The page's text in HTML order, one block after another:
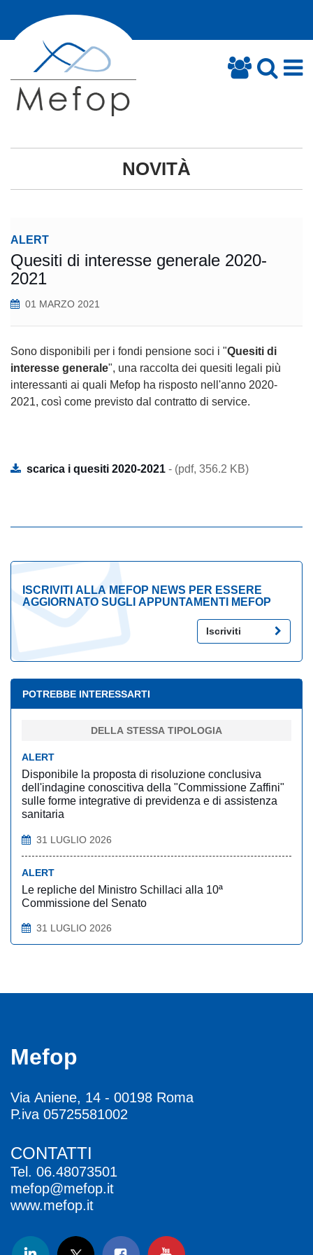
NOVITÀ
ALERT
Quesiti di interesse generale 2020-
2021
01 MARZO 2021
Sono disponibili per i fondi pensione soci i "Quesiti di
interesse generale", una raccolta dei quesiti legali più
interessanti ai quali Mefop ha risposto nell'anno 2020-
2021, così come previsto dal contratto di service.
scarica i quesiti 2020-2021 - (pdf, 356.2 KB)
ISCRIVITI ALLA MEFOP NEWS PER ESSERE
AGGIORNATO SUGLI APPUNTAMENTI MEFOP
Iscriviti
POTREBBE INTERESSARTI
DELLA STESSA TIPOLOGIA
ALERT
Disponibile la proposta di risoluzione conclusiva
dell'indagine conoscitiva della "Commissione Zaffini"
sulle forme integrative di previdenza e di assistenza
sanitaria
31 LUGLIO 2026
ALERT
Le repliche del Ministro Schillaci alla 10ª
Commissione del Senato
31 LUGLIO 2026
Mefop
Via Aniene, 14 - 00198 Roma
P.iva 05725581002
CONTATTI
Tel. 06.48073501
mefop@mefop.it
www.mefop.it